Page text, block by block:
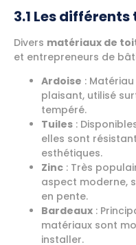
3.1 Les
Divers matériaux de
et entrepreneurs de
Ardoise :
plaisant, utilisé
tempéré.
Tuiles :
elles sont
esthétiques.
Zinc : Très
aspect moderne,
en pente.
Bardeaux :
matériaux sont
installer.